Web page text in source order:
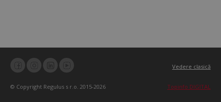
Vedere clasică
© Copyright Regulus s r.o. 2015-2026 Topinfo DIGITAL